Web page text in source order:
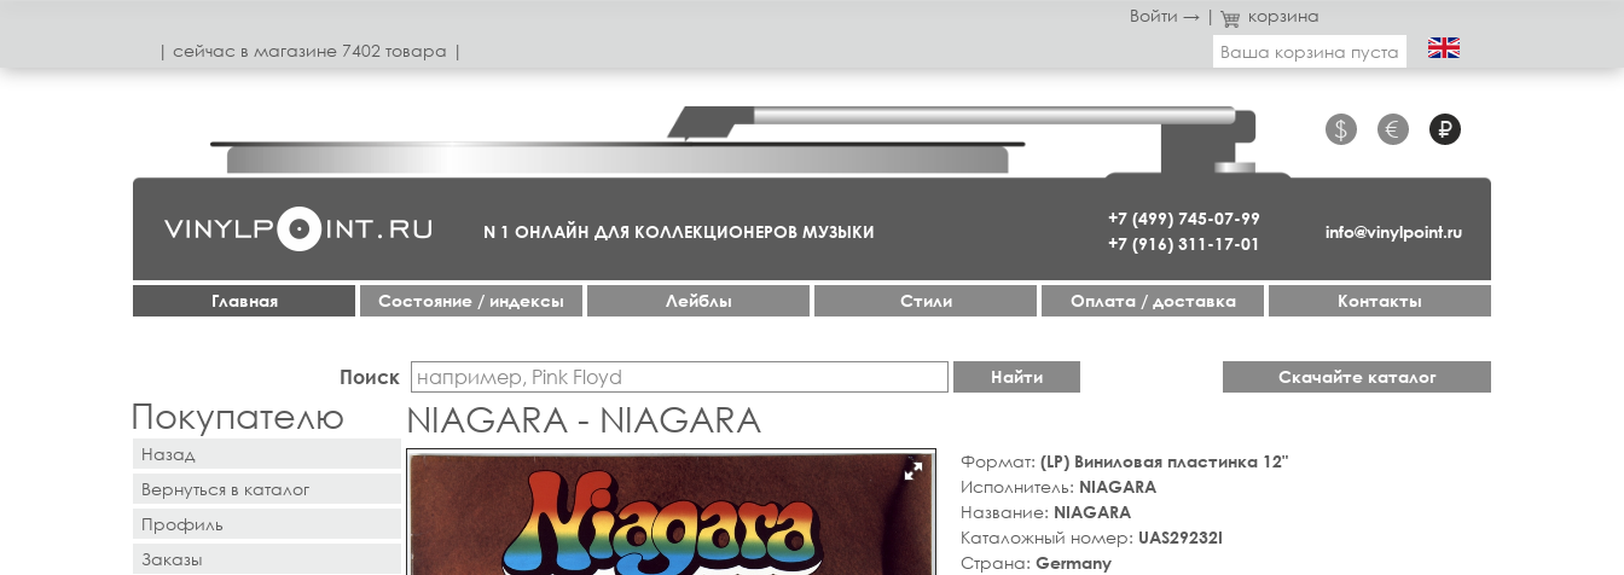
Войти → |
корзина
| сeйчас в магазинe 7402 товара |
Ваша корзина пуста
+7 (499) 745-07-99
+7 (916) 311-17-01
$ € ₽
info@vinylpoint.ru
N 1 ОНЛАЙН ДЛЯ КОЛЛЕКЦИОНЕРОВ МУЗЫКИ
Главная Cостояние / индексы Лейблы Стили Оплата / доставка Контакты
Поиск Найти Скачайте каталог
Покупателю
Назад
Вернуться в каталог
Профиль
Заказы
NIAGARA - NIAGARA
Формат: (LP) Виниловая пластинка 12"
Исполнитель: NIAGARA
Название: NIAGARA
Каталожный номер: UAS29232I
Страна: Germany